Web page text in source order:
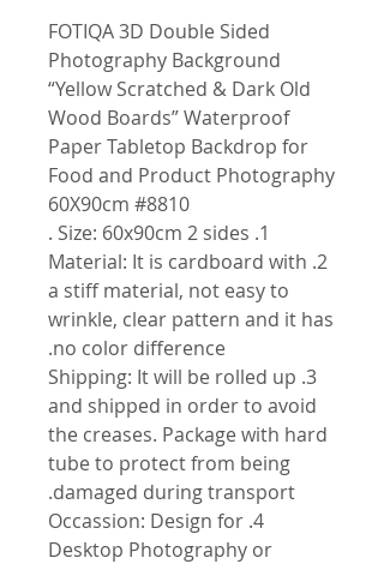
FOTIQA 3D Double Sided
Photography Background
“Yellow Scratched & Dark Old
Wood Boards” Waterproof
Paper Tabletop Backdrop for
Food and Product Photography
60X90cm #8810
1. Size: 60x90cm 2 sides .
2. Material: It is cardboard with
a stiff material, not easy to
wrinkle, clear pattern and it has
no color difference.
3. Shipping: It will be rolled up
and shipped in order to avoid
the creases. Package with hard
tube to protect from being
damaged during transport.
4. Occassion: Design for
Desktop Photography or